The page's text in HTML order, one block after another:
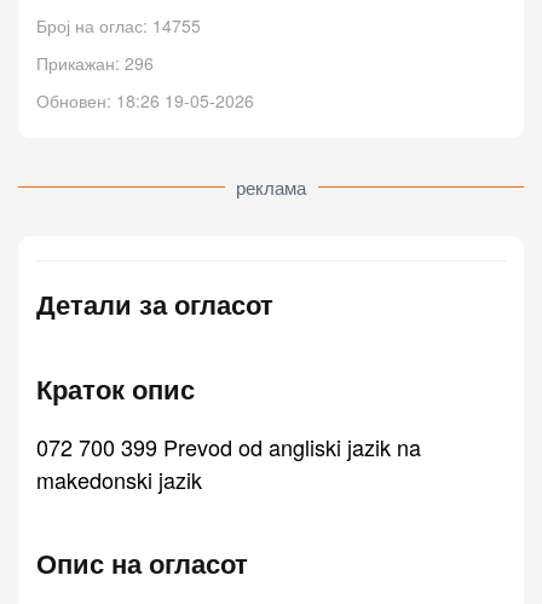
Број на оглас: 14755
Прикажан: 296
Обновен: 18:26 19-05-2026
реклама
Детали за огласот
Краток опис
072 700 399 Prevod od angliski jazik na
makedonski jazik
Опис на огласот